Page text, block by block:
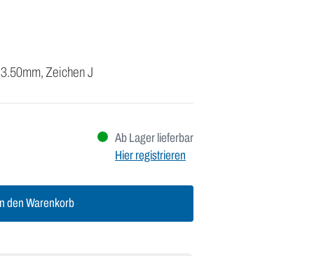
Zeichen J
Ab Lager lieferbar
Hier registrieren
den Warenkorb